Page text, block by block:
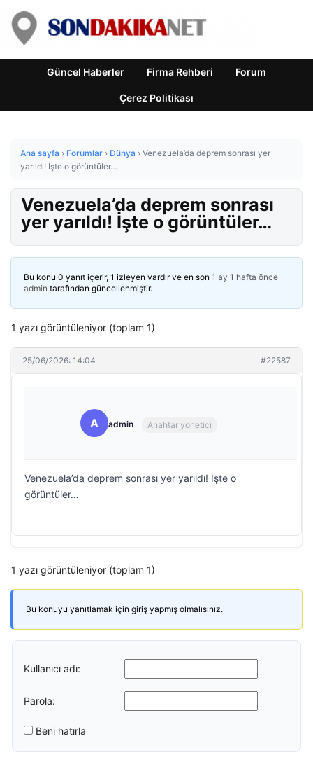
Güncel Haberler Firma Rehberi Forum
Çerez Politikası
Ana sayfa › Forumlar › Dünya › Venezuela’da deprem sonrası yer
yarıldı! İşte o görüntüler…
Venezuela’da deprem sonrası
yer yarıldı! İşte o görüntüler…
Bu konu 0 yanıt içerir, 1 izleyen vardır ve en son 1 ay 1 hafta önce
admin tarafından güncellenmiştir.
1 yazı görüntüleniyor (toplam 1)
25/06/2026: 14:04 #22587
A admin Anahtar yönetici
Venezuela’da deprem sonrası yer yarıldı! İşte o
görüntüler…
1 yazı görüntüleniyor (toplam 1)
Bu konuyu yanıtlamak için giriş yapmış olmalısınız.
Kullanıcı adı:
Parola:
Beni hatırla